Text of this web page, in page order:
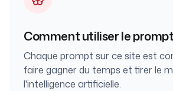
Comment utiliser le
Chaque prompt sur ce site est
faire gagner du temps et tirer le
l'intelligence artificielle.